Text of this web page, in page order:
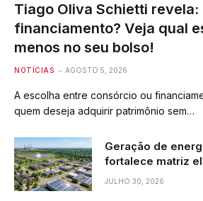
Tiago Oliva Schietti
financiamento? Veja qual
menos no seu bolso!
NOTÍCIAS AGOSTO 5, 2026
A escolha entre consórcio ou
quem deseja adquirir patrimônio sem…
Geração de
fortalece matriz
JULHO 30, 2026